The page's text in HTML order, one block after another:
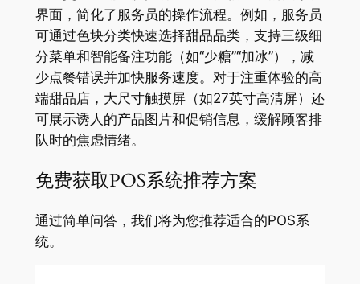
界面，简化了服务员的操作流程。例如，服务员
可通过色块分类快速选择甜品品类，支持三级细
分菜单和智能备注功能（如“少糖”“加冰”），减
少点餐错误并加快服务速度。对于注重体验的高
端甜品店，大尺寸触摸屏（如27英寸高清屏）还
可展示诱人的产品图片和促销信息，缓解顾客排
队时的焦虑情绪。
免费获取POS系统推荐方案
通过简单问答，我们将为您推荐适合的POS系
统。